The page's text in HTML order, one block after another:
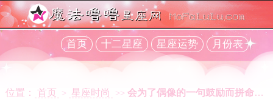
首页 十二星座 星座运势 月份表
位置： 首页 > 星座时尚 >> 会为了偶像的一句鼓励而拼命学习的星座